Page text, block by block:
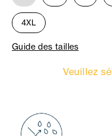
4XL
Guide des tailles
Veuillez